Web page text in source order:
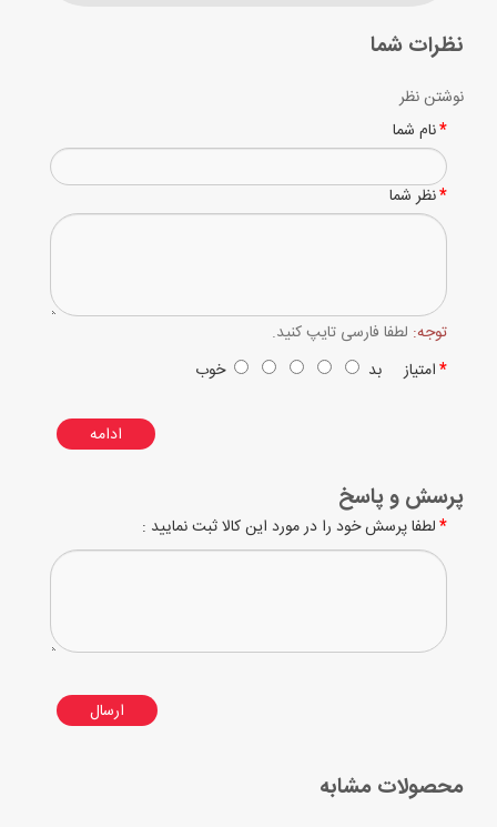
نظرات شما
نوشتن نظر
نام شما
نظر شما
توجه: لطفا فارسی تایپ کنید.
امتیازبد خوب
ادامه
پرسش و پاسخ
لطفا پرسش خود را در مورد این کالا ثبت نمایید :
ارسال
محصولات مشابه